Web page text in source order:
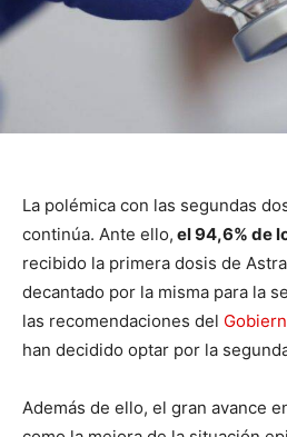
La polémica con las segundas
continúa. Ante ello, el 94,6% de
recibido la primera dosis de
decantado por la misma para la
las recomendaciones del
han decidido optar por la
Además de ello, el gran avance